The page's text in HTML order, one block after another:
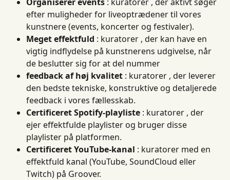
efter muligheder for liveoptrædener til vores
kunstnere (events, koncerter og festivaler).
Meget effektfuld : kuratorer , der kan have en
vigtig indflydelse på kunstnerens udgivelse, når
de beslutter sig for at del nummer
feedback af høj kvalitet : kuratorer , der leverer
den bedste tekniske, konstruktive og detaljerede
feedback i vores fællesskab.
Certificeret Spotify-playliste : kuratorer , der
ejer effektfulde playlister og bruger disse
playlister på platformen.
Certificeret YouTube-kanal : kuratorer med en
effektfuld kanal (YouTube, SoundCloud eller
Twitch) på Groover.